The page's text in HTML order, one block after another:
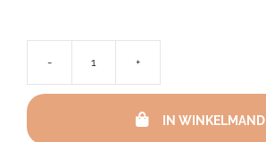
-
molton
+
IN WINKELMAND